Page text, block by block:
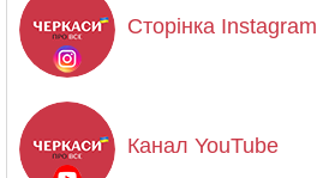
Сторінка Instagram
Канал YouTube